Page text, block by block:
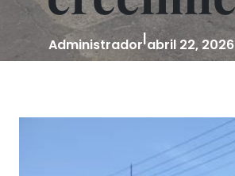
Administrador|abril 22, 2026